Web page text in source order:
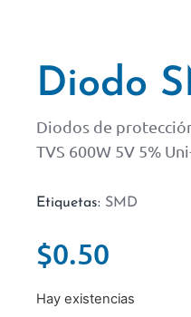
Diodo
Diodos de
TVS 600W 5V 5%
Etiquetas: SMD
$0.50
Hay existencias